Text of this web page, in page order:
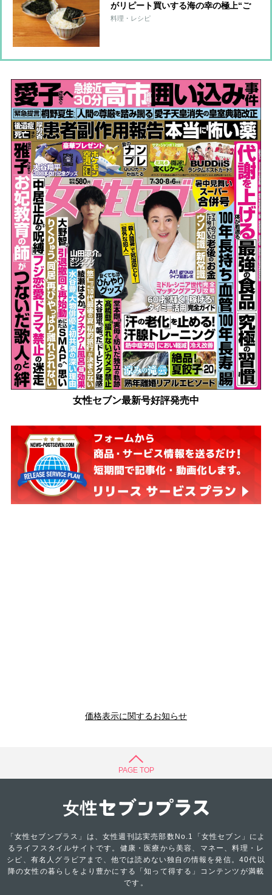
がリピート買いする海の幸の極上“ご
飯のお供”6品
料理・レシピ
女性セブン最新号好評発売中
価格表示に関するお知らせ
PAGE TOP
「女性セブンプラス」は、女性週刊誌実売部数No.1「女性セブン」によ
るライフスタイルサイトです。健康・医療から美容、マネー、料理・レ
シピ、有名人グラビアまで、他では読めない独自の情報を発信。40代以
降の女性の暮らしをより豊かにする「知って得する」コンテンツが満載
です。